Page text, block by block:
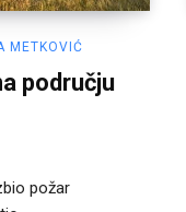
METKOVIĆ
području
požar